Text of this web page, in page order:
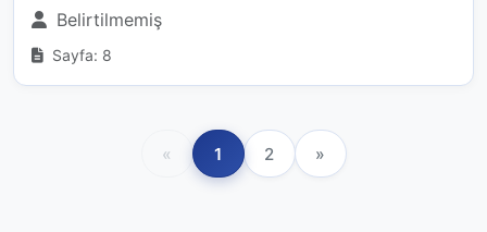
Belirtilmemiş
Sayfa: 8
« 1 2 »